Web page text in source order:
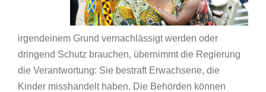
irgendeinem Grund vernachlässigt werden oder
dringend Schutz brauchen, übernimmt die Regierung
die Verantwortung: Sie bestraft Erwachsene, die
Kinder misshandelt haben. Die Behörden können